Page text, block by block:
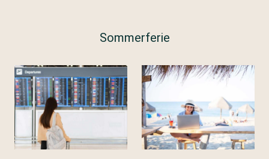
Sommerferie